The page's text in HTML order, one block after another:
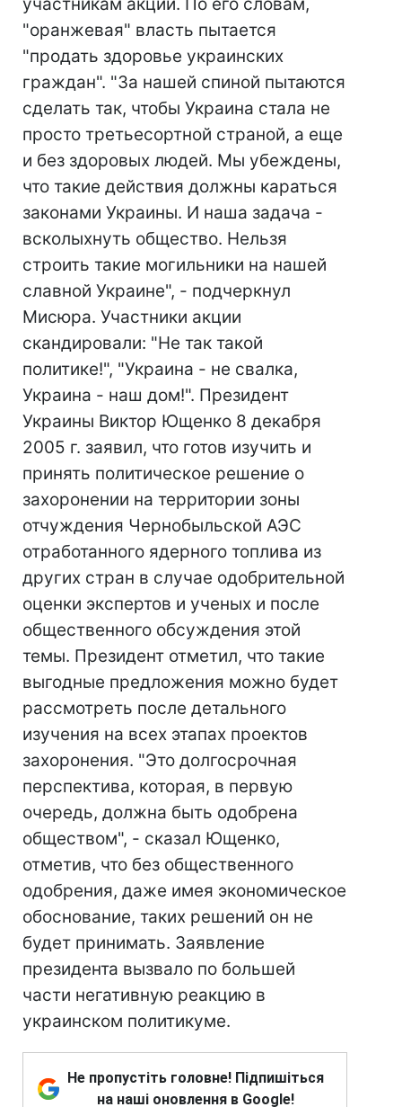
"оранжевая" власть пытается
"продать здоровье украинских
граждан". "За нашей спиной пытаются
сделать так, чтобы Украина стала не
просто третьесортной страной, а еще
и без здоровых людей. Мы убеждены,
что такие действия должны караться
законами Украины. И наша задача -
всколыхнуть общество. Нельзя
строить такие могильники на нашей
славной Украине", - подчеркнул
Мисюра. Участники акции
скандировали: "Не так такой
политике!", "Украина - не свалка,
Украина - наш дом!". Президент
Украины Виктор Ющенко 8 декабря
2005 г. заявил, что готов изучить и
принять политическое решение о
захоронении на территории зоны
отчуждения Чернобыльской АЭС
отработанного ядерного топлива из
других стран в случае одобрительной
оценки экспертов и ученых и после
общественного обсуждения этой
темы. Президент отметил, что такие
выгодные предложения можно будет
рассмотреть после детального
изучения на всех этапах проектов
захоронения. "Это долгосрочная
перспектива, которая, в первую
очередь, должна быть одобрена
обществом", - сказал Ющенко,
отметив, что без общественного
одобрения, даже имея экономическое
обоснование, таких решений он не
будет принимать. Заявление
президента вызвало по большей
части негативную реакцию в
украинском политикуме.
Не пропустіть головне! Підпишіться
на наші оновлення в Google!